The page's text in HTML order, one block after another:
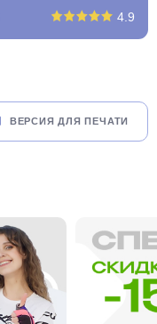
4.9
ВЕРСИЯ ДЛЯ ПЕЧАТИ